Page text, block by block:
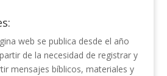
web se publica desde el año
de la necesidad de registrar y
mensajes bíblicos, materiales y